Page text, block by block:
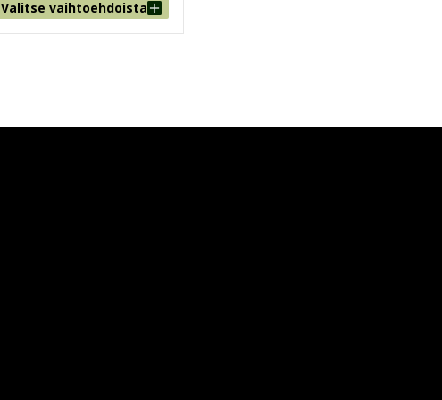
Valitse vaihtoehdoista